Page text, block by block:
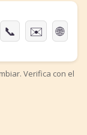
📞 ✉️ 🌐
Verifica con el